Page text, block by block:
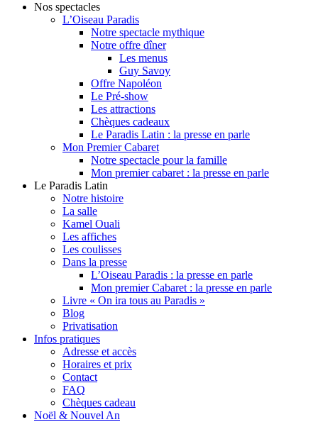
Nos spectacles
L’Oiseau Paradis
Notre spectacle mythique
Notre offre dîner
Les menus
Guy Savoy
Offre Napoléon
Le Pré-show
Les attractions
Chèques cadeaux
Le Paradis Latin : la presse en parle
Mon Premier Cabaret
Notre spectacle pour la famille
Mon premier cabaret : la presse en parle
Le Paradis Latin
Notre histoire
La salle
Kamel Ouali
Les affiches
Les coulisses
Dans la presse
L’Oiseau Paradis : la presse en parle
Mon premier Cabaret : la presse en parle
Livre « On ira tous au Paradis »
Blog
Privatisation
Infos pratiques
Adresse et accès
Horaires et prix
Contact
FAQ
Chèques cadeau
Noël & Nouvel An